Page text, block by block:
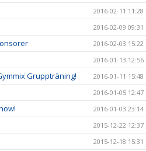
2016-02-11 11:28
2016-02-09 09:31
2016-02-03 15:22
2016-01-13 12:56
Gruppträning! 2016-01-11 15:48
2016-01-05 12:47
2016-01-03 23:14
2015-12-22 12:37
2015-12-18 15:31